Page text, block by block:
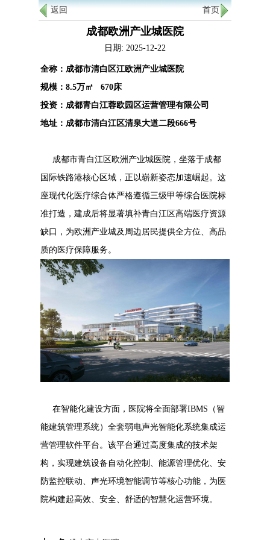
返回 首页
成都欧洲产业城医院
日期: 2025-12-22
全称：成都市清白区江欧洲产业城医院
规模：8.5万㎡ 670床
投资：成都青白江蓉欧园区运营管理有限公司
地址：成都市清白江区清泉大道二段666号
成都市青白江区欧洲产业城医院，坐落于成都
国际铁路港核心区域，正以崭新姿态加速崛起。这
座现代化医疗综合体严格遵循三级甲等综合医院标
准打造，建成后将显著填补青白江区高端医疗资源
缺口，为欧洲产业城及周边居民提供全方位、高品
质的医疗保障服务。
在智能化建设方面，医院将全面部署IBMS（智
能建筑管理系统）全套弱电声光智能化系统集成运
营管理软件平台。该平台通过高度集成的技术架
构，实现建筑设备自动化控制、能源管理优化、安
防监控联动、声光环境智能调节等核心功能，为医
院构建起高效、安全、舒适的智慧化运营环境。